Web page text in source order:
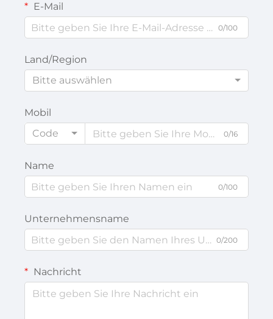
E-Mail
0/100
Land/Region
Bitte auswählen
Mobil
Code
0/16
Name
0/100
Unternehmensname
0/200
Nachricht